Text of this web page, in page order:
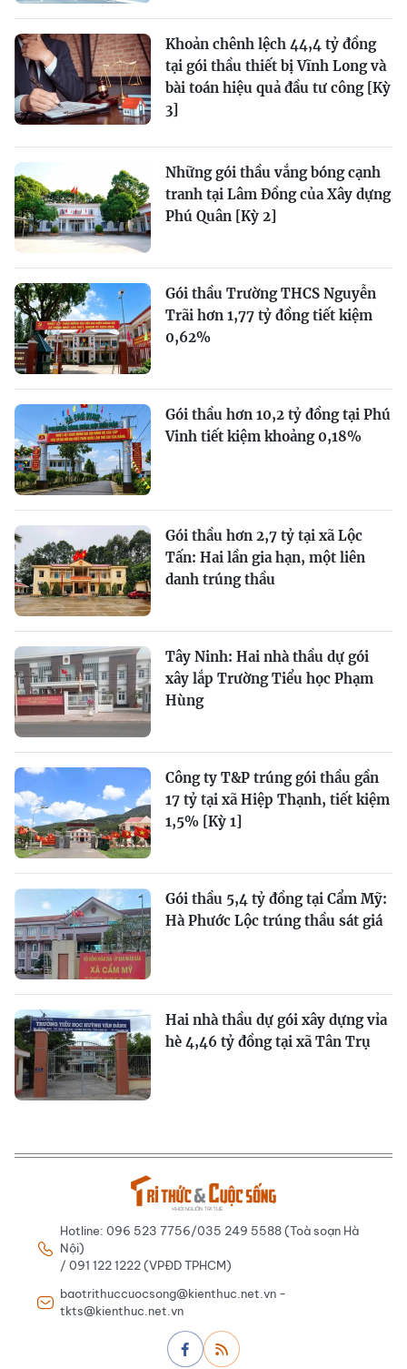
Khoản chênh lệch 44,4 tỷ đồng
tại gói thầu thiết bị Vĩnh Long và
bài toán hiệu quả đầu tư công [Kỳ
3]
Những gói thầu vắng bóng cạnh
tranh tại Lâm Đồng của Xây dựng
Phú Quân [Kỳ 2]
Gói thầu Trường THCS Nguyễn
Trãi hơn 1,77 tỷ đồng tiết kiệm
0,62%
Gói thầu hơn 10,2 tỷ đồng tại Phú
Vinh tiết kiệm khoảng 0,18%
Gói thầu hơn 2,7 tỷ tại xã Lộc
Tấn: Hai lần gia hạn, một liên
danh trúng thầu
Tây Ninh: Hai nhà thầu dự gói
xây lắp Trường Tiểu học Phạm
Hùng
Công ty T&P trúng gói thầu gần
17 tỷ tại xã Hiệp Thạnh, tiết kiệm
1,5% [Kỳ 1]
Gói thầu 5,4 tỷ đồng tại Cẩm Mỹ:
Hà Phước Lộc trúng thầu sát giá
Hai nhà thầu dự gói xây dựng vỉa
hè 4,46 tỷ đồng tại xã Tân Trụ
Hotline: 096 523 7756/035 249 5588 (Toà soạn Hà
Nội)
/ 091 122 1222 (VPĐD TPHCM)
baotrithuccuocsong@kienthuc.net.vn -
tkts@kienthuc.net.vn